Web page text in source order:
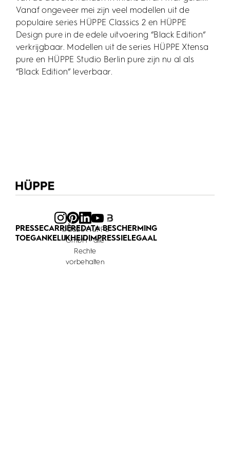
Vanaf ongeveer mei zijn veel modellen uit de
populaire series HÜPPE Classics 2 en HÜPPE
Design pure in de edele uitvoering “Black Edition“
verkrijgbaar. Modellen uit de series HÜPPE Xtensa
pure en HÜPPE Studio Berlin pure zijn nu al als
“Black Edition“ leverbaar.
PRESSECARRIÈREDATA BESCHERMING
TOEGANKELIJKHEIDIMPRESSIELEGAAL
© 2026 HÜPPE
GmbH - alle
Rechte
vorbehalten